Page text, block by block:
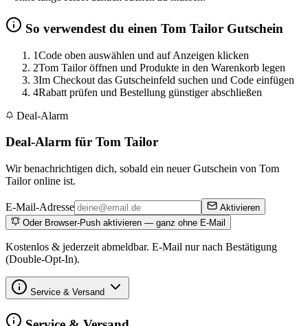
So verwendest du einen Tom Tailor Gutschein
1Code oben auswählen und auf Anzeigen klicken
2Tom Tailor öffnen und Produkte in den Warenkorb legen
3Im Checkout das Gutscheinfeld suchen und Code einfügen
4Rabatt prüfen und Bestellung günstiger abschließen
Deal-Alarm
Deal-Alarm für Tom Tailor
Wir benachrichtigen dich, sobald ein neuer Gutschein von Tom
Tailor online ist.
E-Mail-Adresse
Aktivieren
Oder Browser-Push aktivieren — ganz ohne E-Mail
Kostenlos & jederzeit abmeldbar. E-Mail nur nach Bestätigung
(Double-Opt-In).
Service & Versand